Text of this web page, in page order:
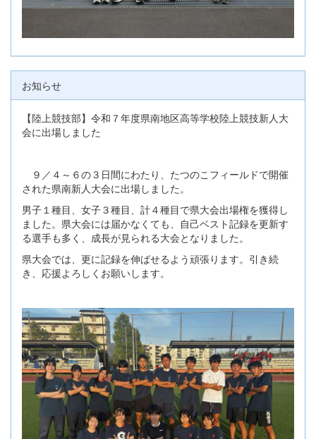
お知らせ
【陸上競技部】令和７年度県南地区高等学校陸上競技新人大
会に出場しました
９／４～６の３日間にわたり、たつのこフィールドで開催
された県南新人大会に出場しました。
男子１種目、女子３種目、計４種目で県大会出場権を獲得し
ました。県大会には届かなくても、自己ベスト記録を更新す
る選手も多く、成長が見られる大会となりました。
県大会では、更に記録を伸ばせるよう頑張ります。引き続
き、応援よろしくお願いします。